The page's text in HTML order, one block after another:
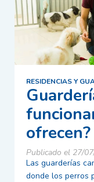
RESIDENCIAS Y
ofrecen?
Publicado el 27/
Las guarderías
donde los perros